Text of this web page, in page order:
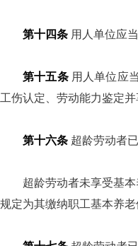
第十四条 用人单位应
第十五条用人单位应
工伤认定、劳动能力鉴定
第十六条 超龄劳动者
超龄劳动者未享受基
规定为其缴纳职工基本养